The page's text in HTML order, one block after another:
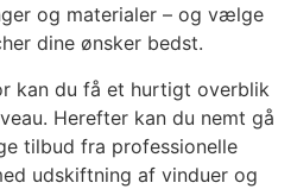
og materialer – og vælge
dine ønsker bedst.
kan du få et hurtigt overblik
Herefter kan du nemt gå
tilbud fra professionelle
udskiftning af vinduer og